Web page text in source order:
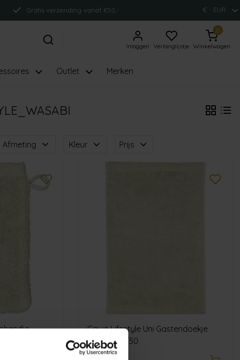
Gratis verzending vanaf €50,- € - EUR
Inloggen Verlanglijstje
0
Winkelwagen
Outlet Merken
Afmeting Kleur Prijs
Cawö Lifestyle Uni Gastendoekje
wasabi 30/50